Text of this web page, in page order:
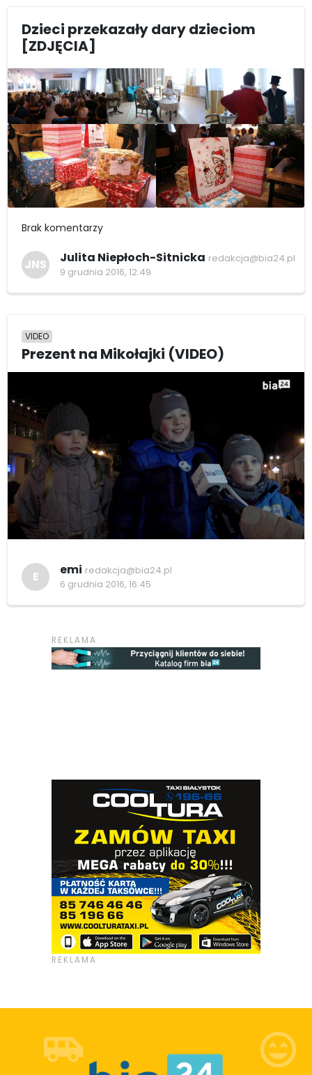
Dzieci przekazały dary dzieciom
[ZDJĘCIA]
Brak komentarzy
JNS Julita Niepłoch-Sitnicka redakcja@bia24.pl
9 grudnia 2016, 12:49
VIDEO
Prezent na Mikołajki (VIDEO)
E emi redakcja@bia24.pl
6 grudnia 2016, 16:45